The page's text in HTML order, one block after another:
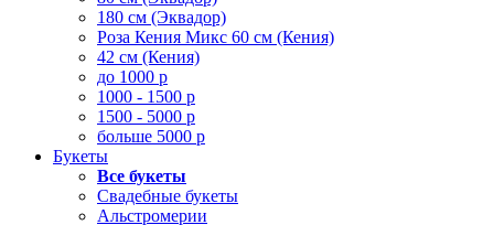
180 см (Эквадор)
Роза Кения Микс 60 см (Кения)
42 см (Кения)
до 1000 р
1000 - 1500 р
1500 - 5000 р
больше 5000 р
Букеты
Все букеты
Свадебные букеты
Альстромерии